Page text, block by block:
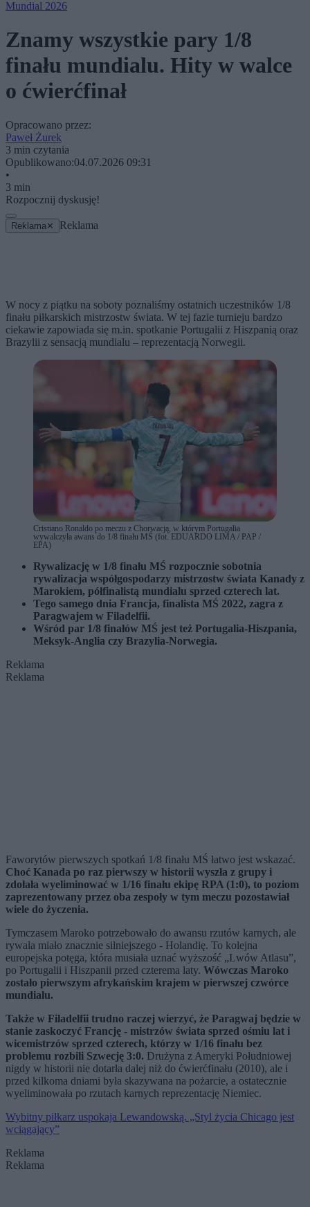
Mundial 2026
Znamy wszystkie pary 1/8
finału mundialu. Hity w walce
o ćwierćfinał
Opracowano przez:
Paweł Żurek
3 min czytania
Opublikowano:04.07.2026 09:31
•
3 min
Rozpocznij dyskusję!
Reklama ✕ Reklama
W nocy z piątku na soboty poznaliśmy ostatnich uczestników 1/8
finału piłkarskich mistrzostw świata. W tej fazie turnieju bardzo
ciekawie zapowiada się m.in. spotkanie Portugalii z Hiszpanią oraz
Brazylii z sensacją mundialu – reprezentacją Norwegii.
Cristiano Ronaldo po meczu z Chorwacją, w którym Portugalia
wywalczyła awans do 1/8 finału MŚ (fot. EDUARDO LIMA / PAP /
EPA)
Rywalizację w 1/8 finału MŚ rozpocznie sobotnia
rywalizacja współgospodarzy mistrzostw świata Kanady z
Marokiem, półfinalistą mundialu sprzed czterech lat.
Tego samego dnia Francja, finalista MŚ 2022, zagra z
Paragwajem w Filadelfii.
Wśród par 1/8 finałów MŚ jest też Portugalia-Hiszpania,
Meksyk-Anglia czy Brazylia-Norwegia.
Reklama
Reklama
Faworytów pierwszych spotkań 1/8 finału MŚ łatwo jest wskazać.
Choć Kanada po raz pierwszy w historii wyszła z grupy i
zdołała wyeliminować w 1/16 finału ekipę RPA (1:0), to poziom
zaprezentowany przez oba zespoły w tym meczu pozostawiał
wiele do życzenia.
Tymczasem Maroko potrzebowało do awansu rzutów karnych, ale
rywala miało znacznie silniejszego - Holandię. To kolejna
europejska potęga, która musiała uznać wyższość „Lwów Atlasu”,
po Portugalii i Hiszpanii przed czterema laty. Wówczas Maroko
zostało pierwszym afrykańskim krajem w pierwszej czwórce
mundialu.
Także w Filadelfii trudno raczej wierzyć, że Paragwaj będzie w
stanie zaskoczyć Francję - mistrzów świata sprzed ośmiu lat i
wicemistrzów sprzed czterech, którzy w 1/16 finału bez
problemu rozbili Szwecję 3:0. Drużyna z Ameryki Południowej
nigdy w historii nie dotarła dalej niż do ćwierćfinału (2010), ale i
przed kilkoma dniami była skazywana na pożarcie, a ostatecznie
wyeliminowała po rzutach karnych reprezentację Niemiec.
Wybitny piłkarz uspokaja Lewandowską. „Styl życia Chicago jest
wciągający”
Reklama
Reklama